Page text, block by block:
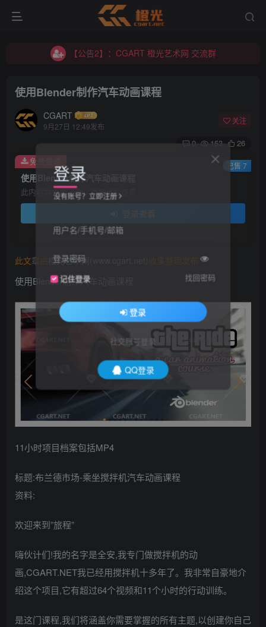
【公告2】：CGART 橙光艺术网 交流群
【公告2】：CGART 橙光艺术网 交流群
使用Blender制作汽车动画课程
CGART
9月27日 12:49发布
关注
0 153 26
使用Blender制作汽车动画课程
此内容为免费资源，请登录后查看
免费资源 已售 7
此文章由 橙光艺术网(www.cgart.net)
使用Blender制作汽车动画课程
11小时项目档案包括MP4
标题:布兰德市场-乘坐搅拌机汽车动画课程
资料:
欢迎来到”旅程”
嗨伙计们!我的名字是全安,我专门做搅拌机的动
画,CGART.NET我已经用搅拌机十多年了。我非常自豪地介
绍这个项目,它有超过64个视频和11个小时的行动训练。
是这门课程,我们将涵盖你需要掌握的所有主题,以创建你自己
登录
没有账号？立即注册
用户名/手机号/邮箱
登录密码
记住登录 找回密码
登录
社交账号登录
QQ登录